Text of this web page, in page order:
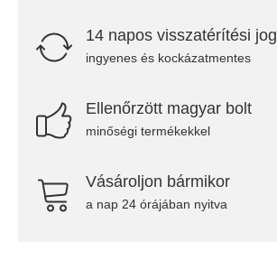
14 napos visszatérítési jog
ingyenes és kockázatmentes
Ellenőrzött magyar bolt
minőségi termékekkel
Vásároljon bármikor
a nap 24 órájában nyitva